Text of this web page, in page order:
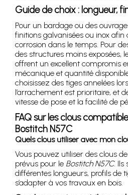
Guide de choix : longueur,
Pour un bardage ou des
finitions galvanisées ou inox afin
corrosion dans le temps. Pour
des structures moins exposées,
offrent un excellent compromis
mécanique et quantité
choisissez des tiges annelées
l’arrachement est prioritaire, et
vitesse de pose et la facilité de
FAQ sur les clous
Bostitch N57C
Quels clous utiliser avec mon
Vous pouvez utiliser des clous
prévus pour le Bostitch N57C. Ils
différentes longueurs, profils de
s’adapter à vos travaux en bois.